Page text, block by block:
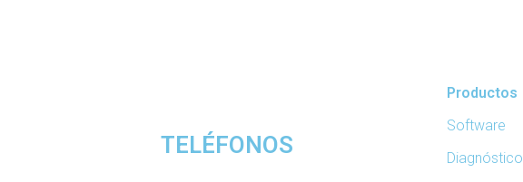
TELÉFONOS
Productos
Software
Diagnóstico